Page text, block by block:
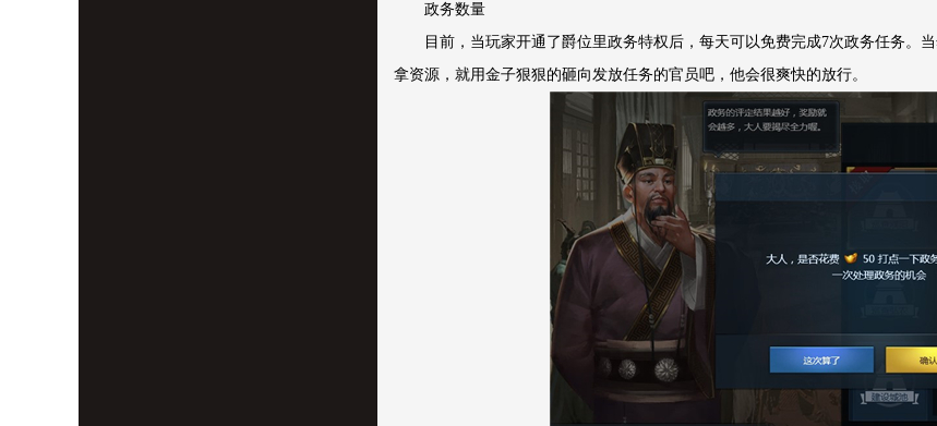
政务数量
目前，当玩家开通了爵位里政务特权后，每天可以免费完成7次政务任务。
拿资源，就用金子狠狠的砸向发放任务的官员吧，他会很爽快的放行。